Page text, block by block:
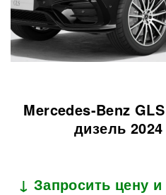
Mercedes-Benz
дизель
↓ Запросить цену